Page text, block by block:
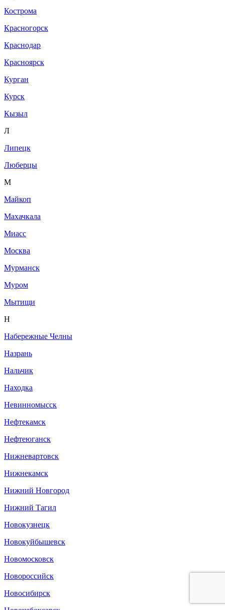
Кострома
Красногорск
Краснодар
Красноярск
Курган
Курск
Кызыл
Л
Липецк
Люберцы
М
Майкоп
Махачкала
Миасс
Москва
Мурманск
Муром
Мытищи
Н
Набережные Челны
Назрань
Нальчик
Находка
Невинномысск
Нефтекамск
Нефтеюганск
Нижневартовск
Нижнекамск
Нижний Новгород
Нижний Тагил
Новокузнецк
Новокуйбышевск
Новомосковск
Новороссийск
Новосибирск